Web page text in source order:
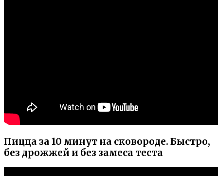
Пицца за 10 минут на сковороде. Быстро,
без дрожжей и без замеса теста